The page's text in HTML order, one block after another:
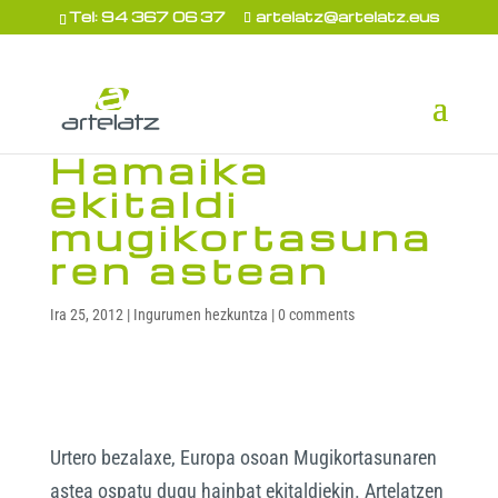
Tel: 94 367 06 37 artelatz@artelatz.eus
Hamaika
ekitaldi
mugikortasuna
ren astean
Ira 25, 2012 | Ingurumen hezkuntza |0 comments
Urtero bezalaxe, Europa osoan Mugikortasunaren
astea ospatu dugu hainbat ekitaldiekin. Artelatzen